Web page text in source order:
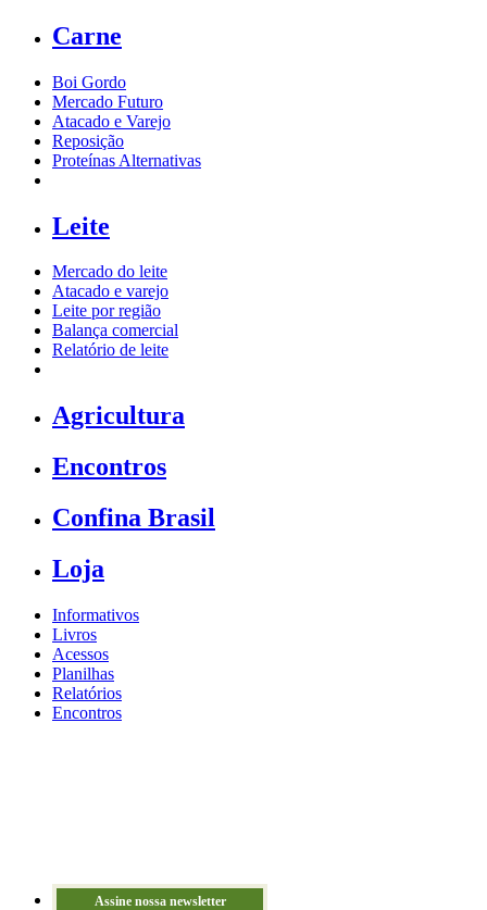
Carne
Boi Gordo
Mercado Futuro
Atacado e Varejo
Reposição
Proteínas Alternativas
Leite
Mercado do leite
Atacado e varejo
Leite por região
Balança comercial
Relatório de leite
Agricultura
Encontros
Confina Brasil
Loja
Informativos
Livros
Acessos
Planilhas
Relatórios
Encontros
Assine nossa newsletter